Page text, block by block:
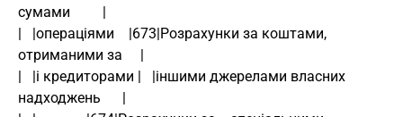
сумами         |
|   |операціями    |673|Розрахунки за коштами,
отриманими за     |
|   |і кредиторами |   |іншими джерелами власних
надходжень      |